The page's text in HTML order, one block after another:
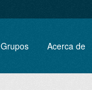
Grupos Acerca de